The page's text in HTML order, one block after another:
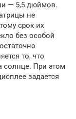
— 5,5 дюймов.
не
срок их
без особой
то, что
солнце. При этом
задается